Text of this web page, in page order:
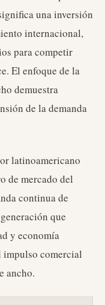
una inversión
internacional,
para competir
El enfoque de la
demuestra
de la demanda
latinoamericano
de mercado del
continua de
que
y economía
impulso comercial
ancho.